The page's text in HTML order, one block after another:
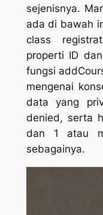
sejenisnya.
ada di bawah
class
properti ID
fungsi
mengenai
data yang
denied, serta
dan 1 atau
sebagainya.